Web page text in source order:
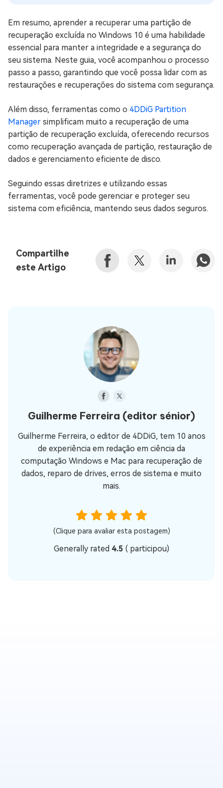
Em resumo, aprender a recuperar uma partição de
recuperação excluída no Windows 10 é uma habilidade
essencial para manter a integridade e a segurança do
seu sistema. Neste guia, você acompanhou o processo
passo a passo, garantindo que você possa lidar com as
restaurações e recuperações do sistema com segurança.
Além disso, ferramentas como o 4DDiG Partition
Manager simplificam muito a recuperação de uma
partição de recuperação excluída, oferecendo recursos
como recuperação avançada de partição, restauração de
dados e gerenciamento eficiente de disco.
Seguindo essas diretrizes e utilizando essas
ferramentas, você pode gerenciar e proteger seu
sistema com eficiência, mantendo seus dados seguros.
Compartilhe
este Artigo
Guilherme Ferreira (editor sénior)
Guilherme Ferreira, o editor de 4DDiG, tem 10 anos
de experiência em redação em ciência da
computação Windows e Mac para recuperação de
dados, reparo de drives, erros de sistema e muito
mais.
(Clique para avaliar esta postagem)
Generally rated 4.5 ( participou)